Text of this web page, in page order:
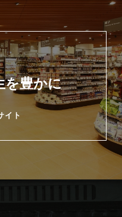
を豊かに
イト